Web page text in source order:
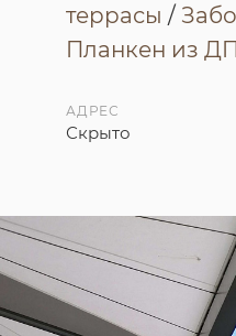
террасы /
Планкен из
АДРЕС
Скрыто